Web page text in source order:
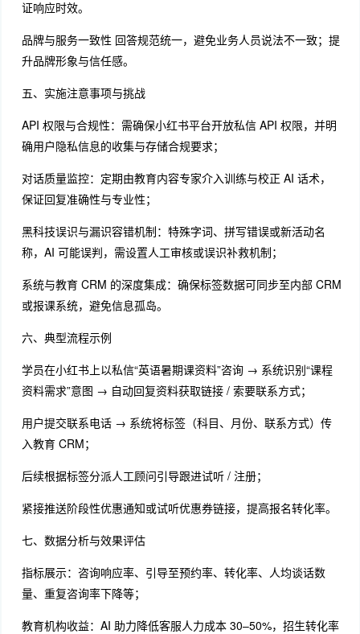
证响应时效。
品牌与服务一致性 回答规范统一，避免业务人员说法不一致；提
升品牌形象与信任感。
五、实施注意事项与挑战
API 权限与合规性：需确保小红书平台开放私信 API 权限，并明
确用户隐私信息的收集与存储合规要求；
对话质量监控：定期由教育内容专家介入训练与校正 AI 话术，
保证回复准确性与专业性；
黑科技误识与漏识容错机制：特殊字词、拼写错误或新活动名
称，AI 可能误判，需设置人工审核或误识补救机制；
系统与教育 CRM 的深度集成：确保标签数据可同步至内部 CRM
或报课系统，避免信息孤岛。
六、典型流程示例
学员在小红书上以私信“英语暑期课资料”咨询 → 系统识别“课程
资料需求”意图 → 自动回复资料获取链接 / 索要联系方式；
用户提交联系电话 → 系统将标签（科目、月份、联系方式）传
入教育 CRM；
后续根据标签分派人工顾问引导跟进试听 / 注册；
紧接推送阶段性优惠通知或试听优惠券链接，提高报名转化率。
七、数据分析与效果评估
指标展示：咨询响应率、引导至预约率、转化率、人均谈话数
量、重复咨询率下降等；
教育机构收益：AI 助力降低客服人力成本 30–50%，招生转化率